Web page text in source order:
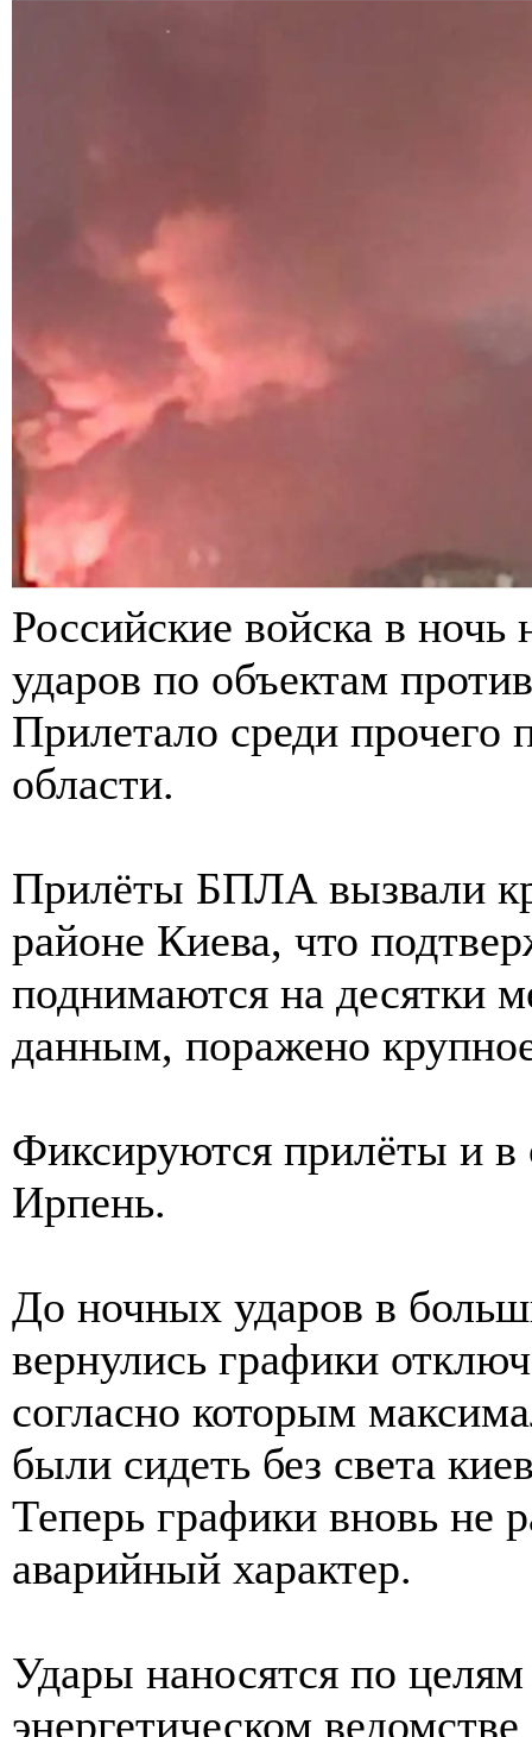
Российские войска в
ударов по объектам
Прилетало среди прочего
области.
Прилёты БПЛА вызвали
районе Киева, что
поднимаются на десятки
данным, поражено
Фиксируются прилёты и в
Ирпень.
До ночных ударов в
вернулись графики
согласно которым
были сидеть без света
Теперь графики вновь не
аварийный характер.
Удары наносятся по
энергетическом